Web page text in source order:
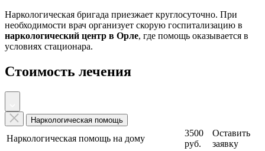
Наркологическая бригада приезжает круглосуточно. При
необходимости врач организует скорую госпитализацию в
наркологический центр в Орле, где помощь оказывается в
условиях стационара.
Стоимость лечения
Наркологическая помощь
Наркологическая помощь на дому
3500
руб.
Оставить
заявку